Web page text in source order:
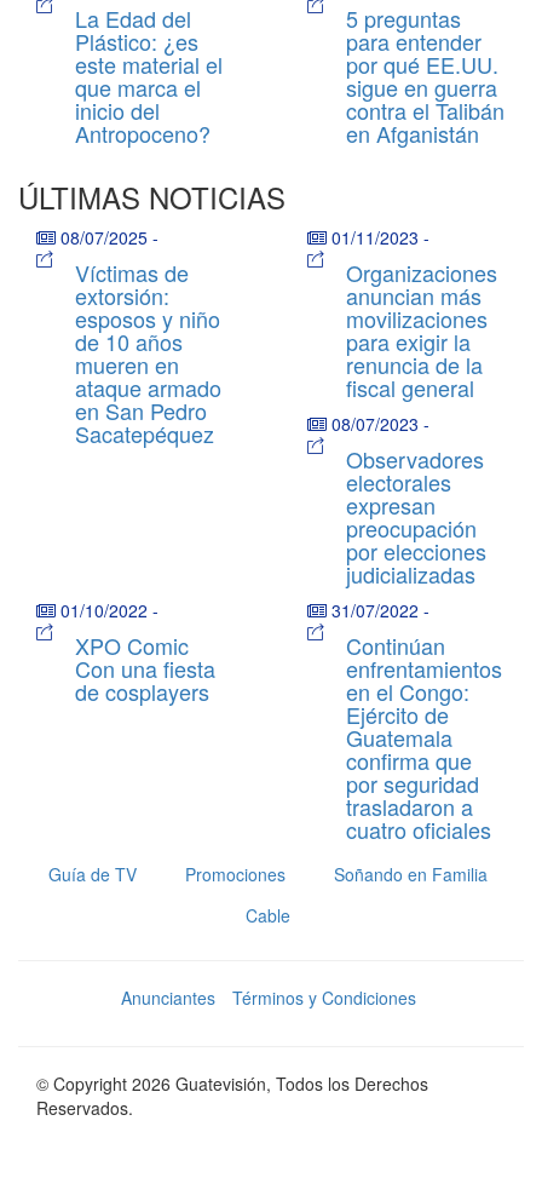
La Edad del
Plástico: ¿es
este material el
que marca el
inicio del
Antropoceno?
5 preguntas
para entender
por qué EE.UU.
sigue en guerra
contra el Talibán
en Afganistán
ÚLTIMAS NOTICIAS
08/07/2025 -
Víctimas de
extorsión:
esposos y niño
de 10 años
mueren en
ataque armado
en San Pedro
Sacatepéquez
01/11/2023 -
Organizaciones
anuncian más
movilizaciones
para exigir la
renuncia de la
fiscal general
08/07/2023 -
Observadores
electorales
expresan
preocupación
por elecciones
judicializadas
01/10/2022 -
XPO Comic
Con una fiesta
de cosplayers
31/07/2022 -
Continúan
enfrentamientos
en el Congo:
Ejército de
Guatemala
confirma que
por seguridad
trasladaron a
cuatro oficiales
Guía de TV Promociones
Soñando en Familia
Cable
Anunciantes Términos y Condiciones
© Copyright 2026 Guatevisión, Todos los Derechos
Reservados.